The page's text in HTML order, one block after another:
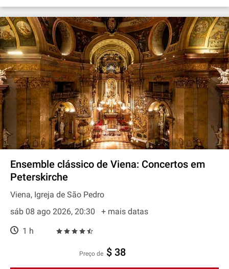
Ensemble clássico de Viena: Concertos em
Peterskirche
Viena, Igreja de São Pedro
sáb 08 ago 2026, 20:30
+ mais datas
1 h
preço de $ 38